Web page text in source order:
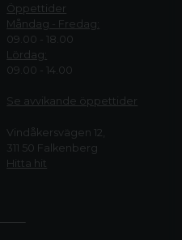
Öppettider
Måndag - Fredag:
09.00 - 18.00
Lördag:
09.00 - 14.00
Se avvikande öppettider
Vindåkersvägen 12,
311 50 Falkenberg
Hitta hit